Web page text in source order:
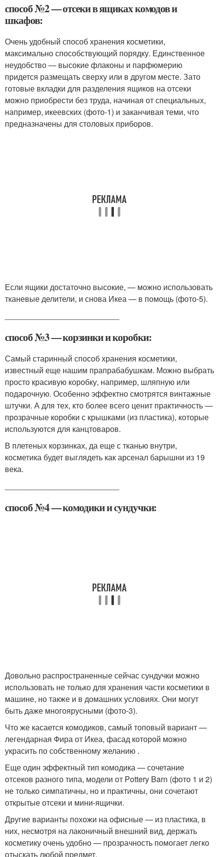
способ №2 — отсеки в ящиках комодов и
шкафов:
Очень удобный способ хранения косметики,
максимально способствующий порядку. Единственное
неудобство — высокие флаконы и парфюмерию
придется размещать сверху или в другом месте. Зато
готовые вкладки для разделения ящиков на отсеки
можно приобрести без труда, начиная от специальных,
например, икеевских (фото-1) и заканчивая теми, что
предназначены для столовых приборов.
Если ящики достаточно высокие, — можно использовать
тканевые делители, и снова Икеа — в помощь (фото-5).
способ №3 — корзинки и коробки:
Самый старинный способ хранения косметики,
известный еще нашим прапрабабушкам. Можно выбрать
просто красивую коробку, например, шляпную или
подарочную. Особенно эффектно смотрятся винтажные
штучки. А для тех, кто более всего ценит практичность —
прозрачные коробки с крышками (из пластика), которые
используются для канцтоваров.
В плетеных корзинках, да еще с тканью внутри,
косметика будет выглядеть как арсенал барышни из 19
века.
способ №4 — комодики и сундучки:
Довольно распространенные сейчас сундучки можно
использовать не только для хранения части косметики в
машине, но также и в домашних условиях. Они могут
быть даже многоярусными (фото-3).
Что же касается комодиков, самый топовый вариант —
легендарная Фира от Икеа, фасад которой можно
украсить по собственному желанию .
Еще один эффектный тип комодика — сочетание
отсеков разного типа, модели от Pottery Barn (фото 1 и 2)
не только симпатичны, но и практичны, они сочетают
открытые отсеки и мини-ящички.
Другие варианты похожи на офисные — из пластика, в
них, несмотря на лаконичный внешний вид, держать
косметику очень удобно — прозрачность помогает легко
отыскать любой предмет.